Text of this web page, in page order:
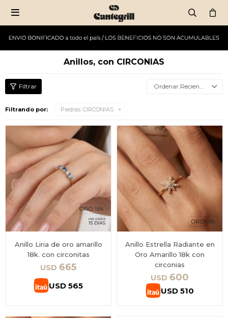

Anillos, con CIRCONIAS
Recientes
Filtrando por: Piedras: CIRCONIAS
Anillo Liria de oro amarillo
18k. con circonitas
USD 665
USD 565
Anillo Estrella Radiante en
Oro Amarillo 18k con
circonias
USD 600
USD 510